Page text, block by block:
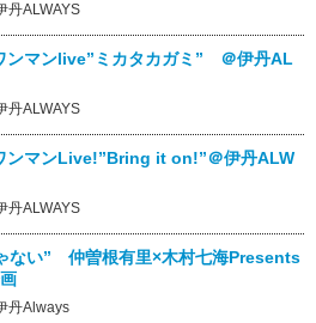
丹ALWAYS
ンマンlive”ミカタカガミ” ＠伊丹AL
丹ALWAYS
ンマンLive!”Bring it on!”＠伊丹ALW
丹ALWAYS
ない” 仲曽根有里×木村七海Presents
丹Always